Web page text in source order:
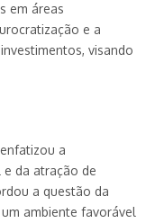
em áreas
e a
visando
a
da atração de
a questão da
ambiente favorável